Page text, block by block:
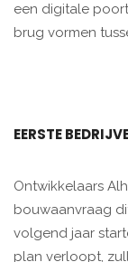
een digitale
brug vormen
EERSTE
Ontwikkelaars
bouwaanvraag
volgend jaar
plan verloopt,